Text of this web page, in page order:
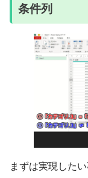
条件列
まずは実現した